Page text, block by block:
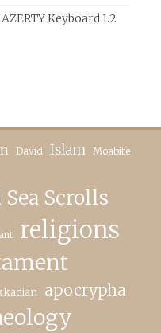
Keyboard 1.2
David Islam Moabite
Scrolls
religions
apocrypha